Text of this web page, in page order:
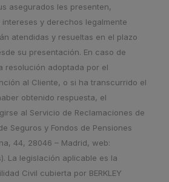
asegurados les presenten,
y derechos legalmente
atendidas y resueltas en el plazo
su presentación. En caso de
resolución adoptada por el
al Cliente, o si ha transcurrido el
obtenido respuesta, el
al Servicio de Reclamaciones de
Seguros y Fondos de Pensiones
44, 28046 – Madrid, web:
La legislación aplicable es la
Civil cubierta por BERKLEY